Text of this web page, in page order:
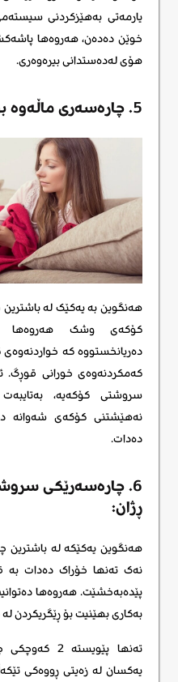
یارمەتی بەهێزکردنی
خوێن دەدەن، هەروەها
هۆی لەدەستدانی بیرەوەری.
5. چارەسەری ماڵەوە بۆ کۆکە:
هەنگوین بە یەکێک لە باشترین
کۆکەی وشک هەروەها
دەریانخستووە کە
کەمکردنەوەی خورانی قوڕگ.
سروشتی کۆکەیە،
نەهێشتنی کۆکەی شەوانە
دەدات.
6. چارەسەرێکی
ڕژان:
هەنگوین یەکێکە لە باشترین
نەک تەنها خۆراک دەدات
پێدەبەخشێت. هەروەها
بەکاری بهێنیت بۆ ڕێگریکردن
تەنها
یەکسان لە زەیتی ڕووەکی